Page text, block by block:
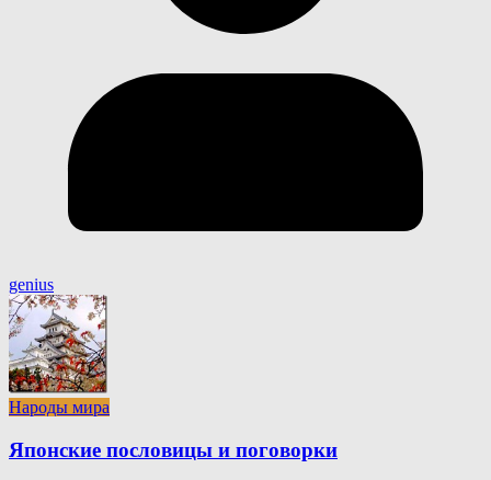
genius
Народы мира
Японские пословицы и поговорки